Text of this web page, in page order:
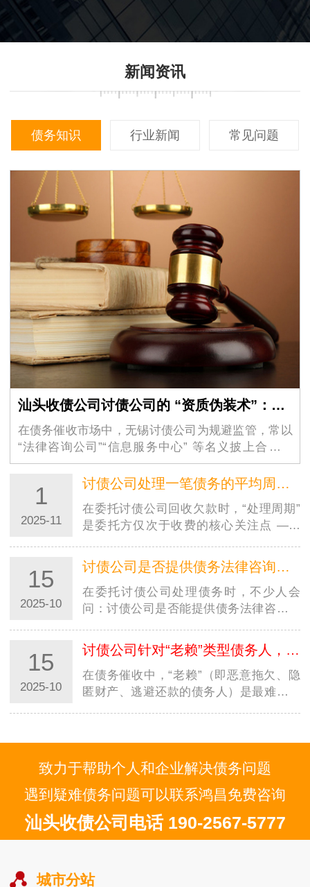
新闻资讯
债务知识 行业新闻 常见问题
汕头收债公司讨债公司的 “资质伪装术”：如何识别虚假的 “法律咨询” 外衣？
在债务催收市场中，无锡讨债公司为规避监管，常以
“法律咨询公司”“信息服务中心” 等名义披上合法外
衣，其隐蔽性极强的 …
1
2025-11
讨债公司处理一笔债务的平均周期大概是多久？
在委托讨债公司回收欠款时，“处理周期”
是委托方仅次于收费的核心关注点 ——
业运…
15
2025-10
讨债公司是否提供债务法律咨询服务？是否额外收费？
在委托讨债公司处理债务时，不少人会
问：讨债公司是否能提供债务法律咨询？
同规模的西…
15
2025-10
讨债公司针对“老赖”类型债务人，有特殊催收方案吗？
在债务催收中，“老赖”（即恶意拖欠、隐
匿财产、逃避还款的债务人）是最难处理
致力于帮助个人和企业解决债务问题
遇到疑难债务问题可以联系鸿昌免费咨询
汕头收债公司电话 190-2567-5777
城市分站